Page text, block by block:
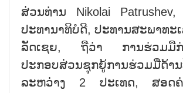
ສ່ວນທ່ານ Nikolai
ປະທານາທິບໍດີ, ປະທານສະພາທະ
ລັດເຊຍ, ຖືວ່າ ການຮ່ວມມືກ່
ປະກອບສ່ວນຊຸກຍູ້ການຮ່ວມມືດ້າ
ລະຫວ່າງ 2 ປະເທດ, ສອດຄ່